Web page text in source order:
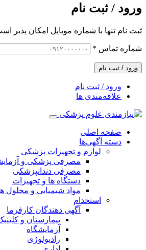
ورود / ثبت نام
ثبت نام تنها با شماره موبایل امکان پذیر
شماره تماس *
ورود / ثبت نام
ورود / ثبت نام
علاقه‌مندی ها
صفحه اصلی
دسته آگهی‌ها
لوازم و تجهیزات پزشکی
مصرفی پزشکی و
مصرفی دندانپزشکی
دستگاه ها و تجهیزات
مواد شیمیایی و محلول
استخدام
آگهی دهندگان کارفرما
بیمارستان و
آزمایشگاه
رادیولوژی